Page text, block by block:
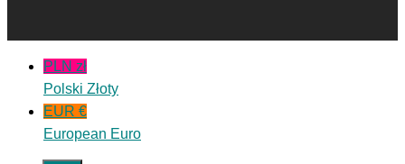
PLN zł
Polski Złoty
EUR €
European Euro